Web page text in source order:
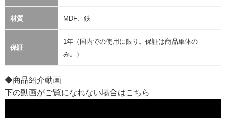
材質 MDF、鉄
保証
1年（国内での使用に限り。保証は商品単体の
み。）
◆商品紹介動画
下の動画がご覧になれない場合はこちら